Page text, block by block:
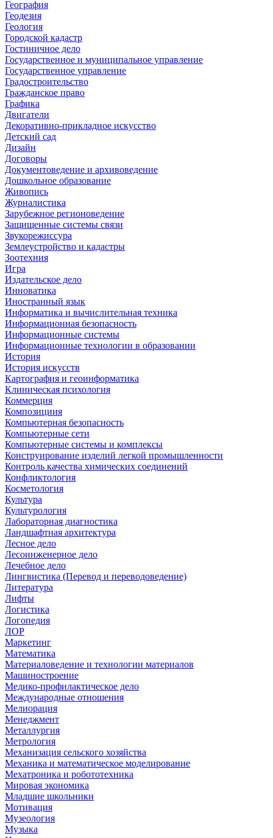
География
Геодезия
Геология
Городской кадастр
Гостиничное дело
Государственное и муниципальное управление
Государственное управление
Градостроительство
Гражданское право
Графика
Двигатели
Декоративно-прикладное искусство
Детский сад
Дизайн
Договоры
Документоведение и архивоведение
Дошкольное образование
Живопись
Журналистика
Зарубежное регионоведение
Защищенные системы связи
Звукорежиссура
Землеустройство и кадастры
Зоотехния
Игра
Издательское дело
Инноватика
Иностранный язык
Информатика и вычислительная техника
Информационная безопасность
Информационные системы
Информационные технологии в образовании
История
История искусств
Картография и геоинформатика
Клиническая психология
Коммерция
Композициия
Компьютерная безопасность
Компьютерные сети
Компьютерные системы и комплексы
Конструирование изделий легкой промышленности
Контроль качества химических соединений
Конфликтология
Косметология
Культура
Культурология
Лабораторная диагностика
Ландшафтная архитектура
Лесное дело
Лесоинженерное дело
Лечебное дело
Лингвистика (Перевод и переводоведение)
Литература
Лифты
Логистика
Логопедия
ЛОР
Маркетинг
Математика
Материаловедение и технологии материалов
Машиностроение
Медико-профилактическое дело
Международные отношения
Мелиорация
Менеджмент
Металлургия
Метрология
Механизация сельского хозяйства
Механика и математическое моделирование
Мехатроника и робототехника
Мировая экономика
Младшие школьники
Мотивация
Музеология
Музыка